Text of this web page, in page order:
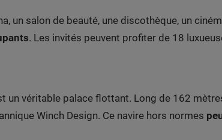
un salon de beauté, une discothèque, un
. Les invités peuvent profiter de 18
un véritable palace flottant. Long de 162
Winch Design. Ce navire hors normes